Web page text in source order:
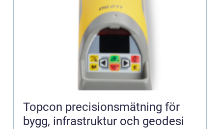
Topcon precisionsmätning för
bygg, infrastruktur och geodesi